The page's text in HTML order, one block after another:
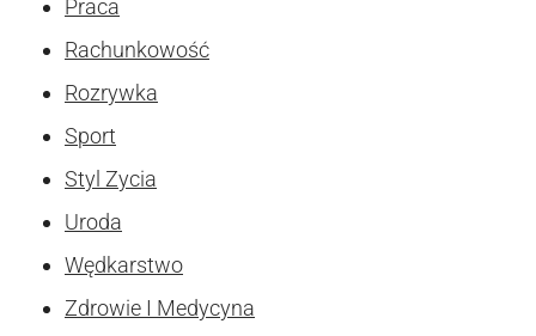
Praca
Rachunkowość
Rozrywka
Sport
Styl Zycia
Uroda
Wędkarstwo
Zdrowie I Medycyna